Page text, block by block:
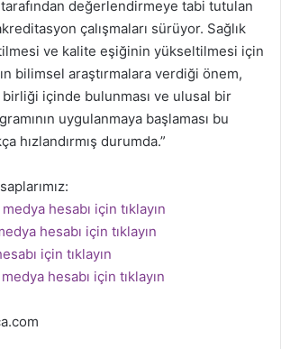
değerlendirmeye tabi tutulan
çalışmaları sürüyor. Sağlık
ve kalite eşiğinin yükseltilmesi için
bilimsel araştırmalara verdiği önem,
içinde bulunması ve ulusal bir
uygulanmaya başlaması bu
hızlandırmış durumda.”
hesabı için tıklayın
hesabı için tıklayın
için tıklayın
hesabı için tıklayın